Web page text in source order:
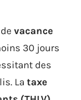
vacance
30 jours
des
La taxe